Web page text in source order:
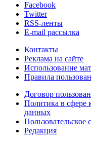
Facebook
Twitter
RSS-ленты
E-mail рассылка
Контакты
Реклама на сайте
Использование
Правила
Договор
Политика в сфере
данных
Пользовательское
Редакция